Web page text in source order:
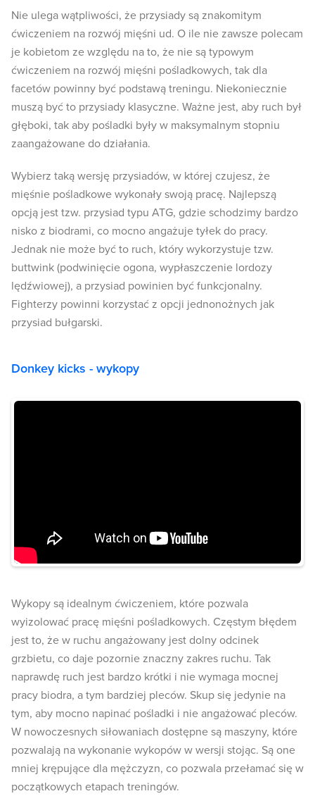
Nie ulega wątpliwości, że przysiady są znakomitym
ćwiczeniem na rozwój mięśni ud. O ile nie zawsze polecam
je kobietom ze względu na to, że nie są typowym
ćwiczeniem na rozwój mięśni pośladkowych, tak dla
facetów powinny być podstawą treningu. Niekoniecznie
muszą być to przysiady klasyczne. Ważne jest, aby ruch był
głęboki, tak aby pośladki były w maksymalnym stopniu
zaangażowane do działania.
Wybierz taką wersję przysiadów, w której czujesz, że
mięśnie pośladkowe wykonały swoją pracę. Najlepszą
opcją jest tzw. przysiad typu ATG, gdzie schodzimy bardzo
nisko z biodrami, co mocno angażuje tyłek do pracy.
Jednak nie może być to ruch, który wykorzystuje tzw.
buttwink (podwinięcie ogona, wypłaszczenie lordozy
lędźwiowej), a przysiad powinien być funkcjonalny.
Fighterzy powinni korzystać z opcji jednonożnych jak
przysiad bułgarski.
Donkey kicks - wykopy
Wykopy są idealnym ćwiczeniem, które pozwala
wyizolować pracę mięśni pośladkowych. Częstym błędem
jest to, że w ruchu angażowany jest dolny odcinek
grzbietu, co daje pozornie znaczny zakres ruchu. Tak
naprawdę ruch jest bardzo krótki i nie wymaga mocnej
pracy biodra, a tym bardziej pleców. Skup się jedynie na
tym, aby mocno napinać pośladki i nie angażować pleców.
W nowoczesnych siłowaniach dostępne są maszyny, które
pozwalają na wykonanie wykopów w wersji stojąc. Są one
mniej krępujące dla mężczyzn, co pozwala przełamać się w
początkowych etapach treningów.